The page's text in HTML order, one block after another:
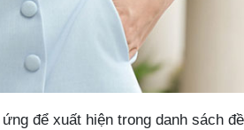
để xuất hiện trong danh sách